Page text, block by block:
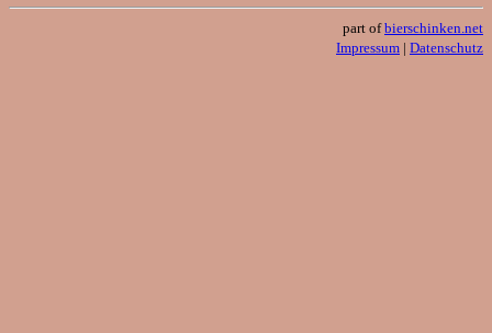
part ofbierschinken.net
Impressum | Datenschutz